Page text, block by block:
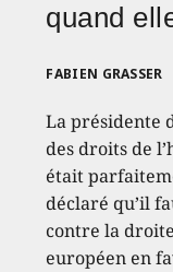
quand
FABIEN GRASSER
La présidente
des droits de
était
déclaré qu’il
contre la
européen en